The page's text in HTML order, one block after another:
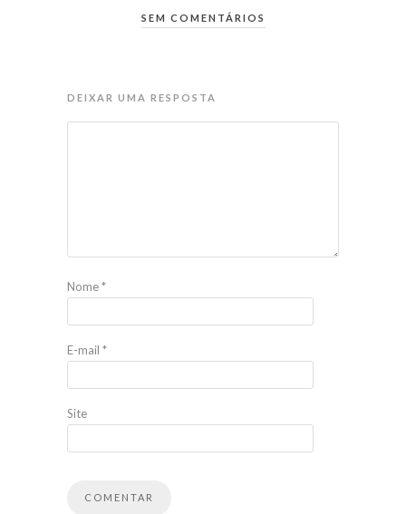
SEM COMENTÁRIOS
DEIXAR UMA RESPOSTA
Nome*
E-mail *
Site